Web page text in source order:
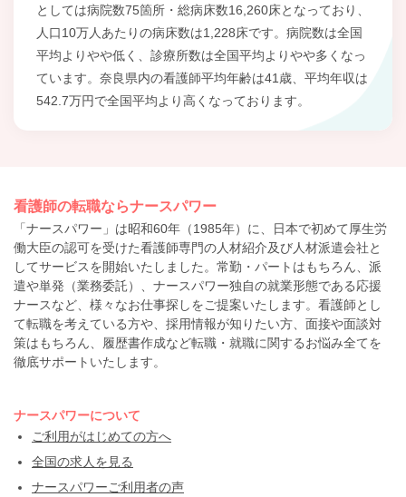
としては病院数75箇所・総病床数16,260床となっており、
人口10万人あたりの病床数は1,228床です。病院数は全国
平均よりやや低く、診療所数は全国平均よりやや多くなっ
ています。奈良県内の看護師平均年齢は41歳、平均年収は
542.7万円で全国平均より高くなっております。
看護師の転職ならナースパワー
「ナースパワー」は昭和60年（1985年）に、日本で初めて厚生労
働大臣の認可を受けた看護師専門の人材紹介及び人材派遣会社と
してサービスを開始いたしました。常勤・パートはもちろん、派
遣や単発（業務委託）、ナースパワー独自の就業形態である応援
ナースなど、様々なお仕事探しをご提案いたします。看護師とし
て転職を考えている方や、採用情報が知りたい方、面接や面談対
策はもちろん、履歴書作成など転職・就職に関するお悩み全てを
徹底サポートいたします。
ナースパワーについて
ご利用がはじめての方へ
全国の求人を見る
ナースパワーご利用者の声